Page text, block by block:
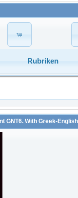
Rubriken